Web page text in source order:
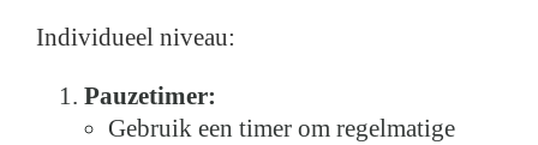
Individueel niveau:
Pauzetimer:
Gebruik een timer om regelmatige